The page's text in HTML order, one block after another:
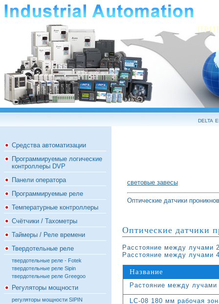
delta
Средства автоматизации
Программируемые логические
контроллеры DVP
Панели оператора
Программируемые реле
Температурные контроллеры
Счётчики / Тахометры
Таймеры / Реле времени
Твердотельные реле
твердотельные реле - Fotek
твердотельные реле Sipin
твердотельные реле Greegoo
Регуляторы мощности
регуляторы мощности SIPIN
световые завесы
Оптические датчики
Оптические датчики
Расстояние между лучами
Расстояние между лучами
Название
Растояние между
LC-08 180 мм рабочая